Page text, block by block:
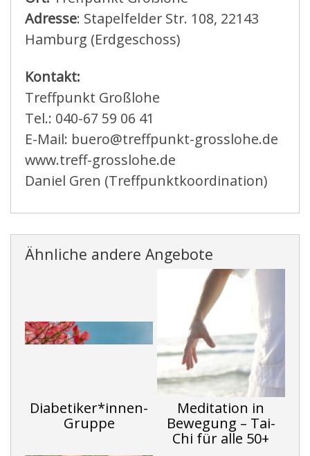
Adresse: Stapelfelder Str. 108, 22143
Hamburg (Erdgeschoss)
Kontakt:
Treffpunkt Großlohe
Tel.: 040-67 59 06 41
E-Mail: buero@treffpunkt-grosslohe.de
www.treff-grosslohe.de
Daniel Gren (Treffpunktkoordination)
Ähnliche andere Angebote
Diabetiker*innen-
Gruppe
Meditation in
Bewegung – Tai-
Chi für alle 50+